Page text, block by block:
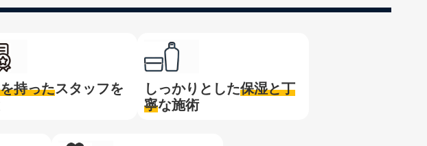
持ったスタッフを
しっかりとした保湿と丁
寧な施術